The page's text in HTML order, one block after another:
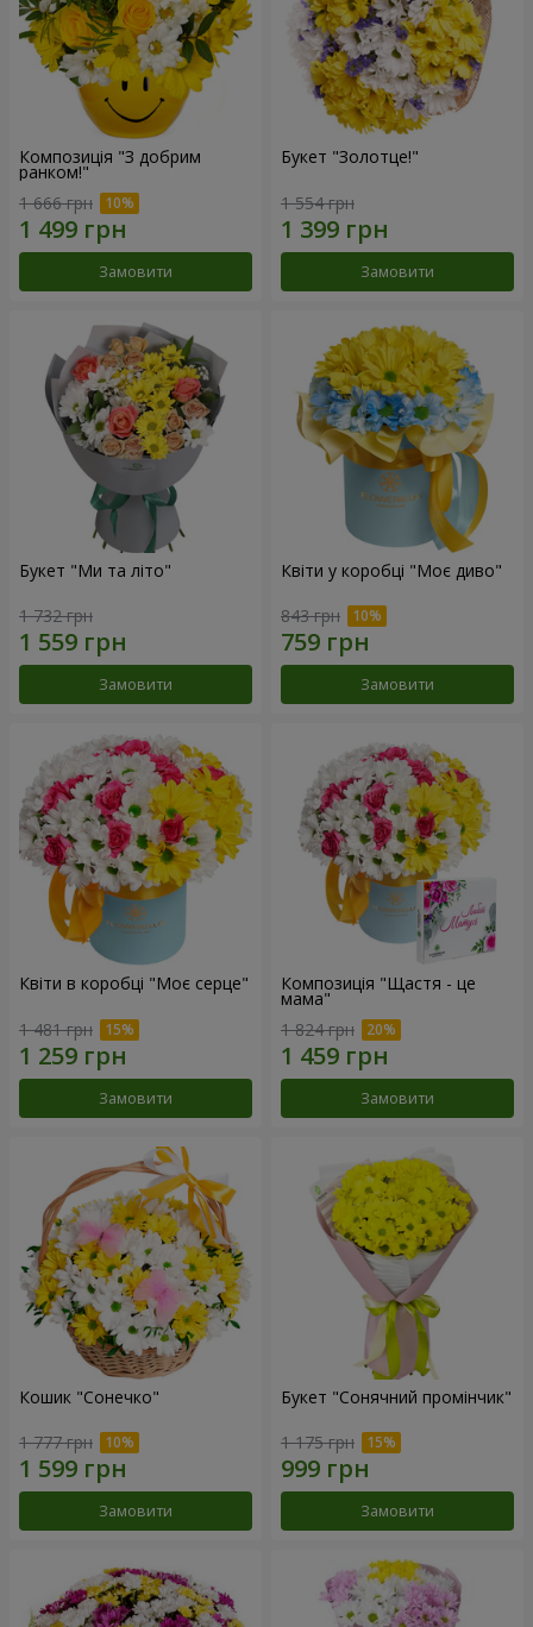
Композиція "З добрим
ранком!"
1 666 грн
Замовити
Букет "Золотце!"
1 554 грн
Замовити
Букет "Ми та літо"
1 732 грн
Замовити
Квіти у коробці "Моє диво"
843 грн
Замовити
Квіти в коробці "Моє серце"
1 481 грн
Замовити
Композиція "Щастя - це
мама"
1 824 грн
Замовити
Кошик "Сонечко"
1 777 грн
Замовити
Букет "Сонячний промінчик"
1 175 грн
Замовити